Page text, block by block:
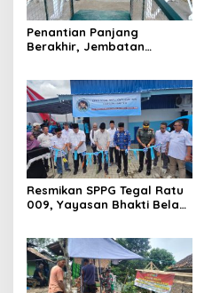
Penantian Panjang
Berakhir, Jembatan
0601/Pandeglang
Resmikan SPPG Tegal Ratu
009, Yayasan Bhakti Bela